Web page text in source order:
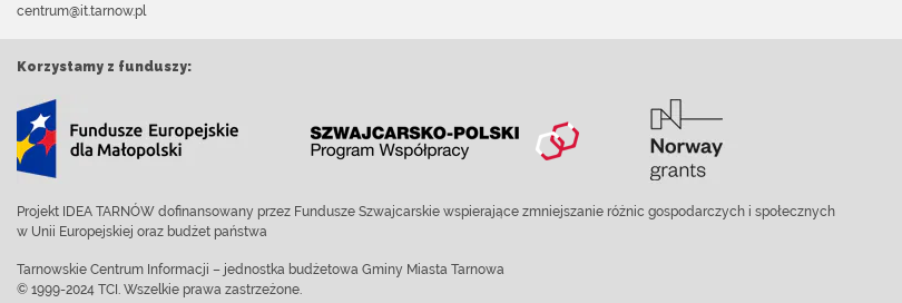
centrum@it.tarnow.pl
Korzystamy z funduszy:
Projekt IDEA TARNÓW dofinansowany przez Fundusze Szwajcarskie wspierające zmniejszanie różnic gospodarczych i społecznych
w Unii Europejskiej oraz budżet państwa
Tarnowskie Centrum Informacji – jednostka budżetowa Gminy Miasta Tarnowa
© 1999-2024 TCI. Wszelkie prawa zastrzeżone.